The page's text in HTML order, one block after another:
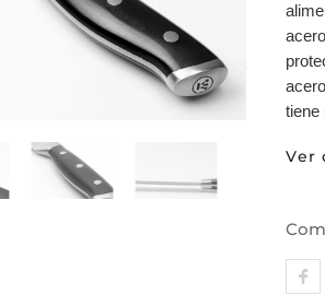
tiene
Ver